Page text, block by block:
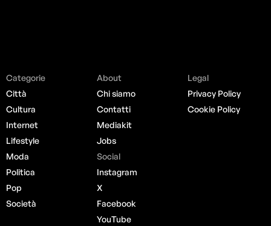
Categorie
Città
Cultura
Internet
Lifestyle
Moda
Politica
Pop
Società
About
Chi siamo
Contatti
Mediakit
Jobs
Social
Instagram
X
Facebook
YouTube
Legal
Privacy Policy
Cookie Policy